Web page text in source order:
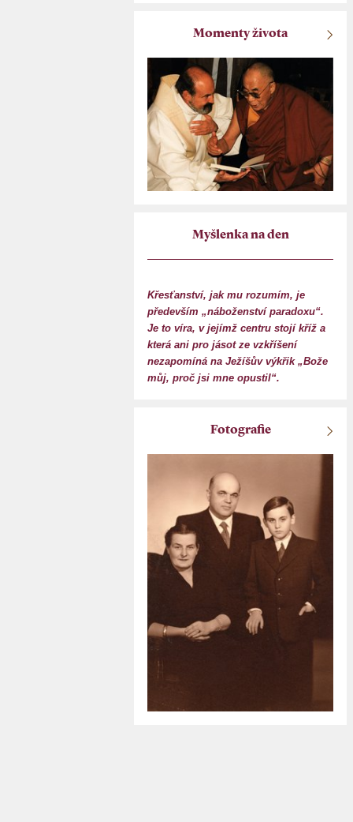
Momenty života
Myšlenka na den
Křesťanství, jak mu rozumím, je
především „náboženství paradoxu“.
Je to víra, v jejímž centru stojí kříž a
která ani pro jásot ze vzkříšení
nezapomíná na Ježíšův výkřik „Bože
můj, proč jsi mne opustil“.
Fotografie